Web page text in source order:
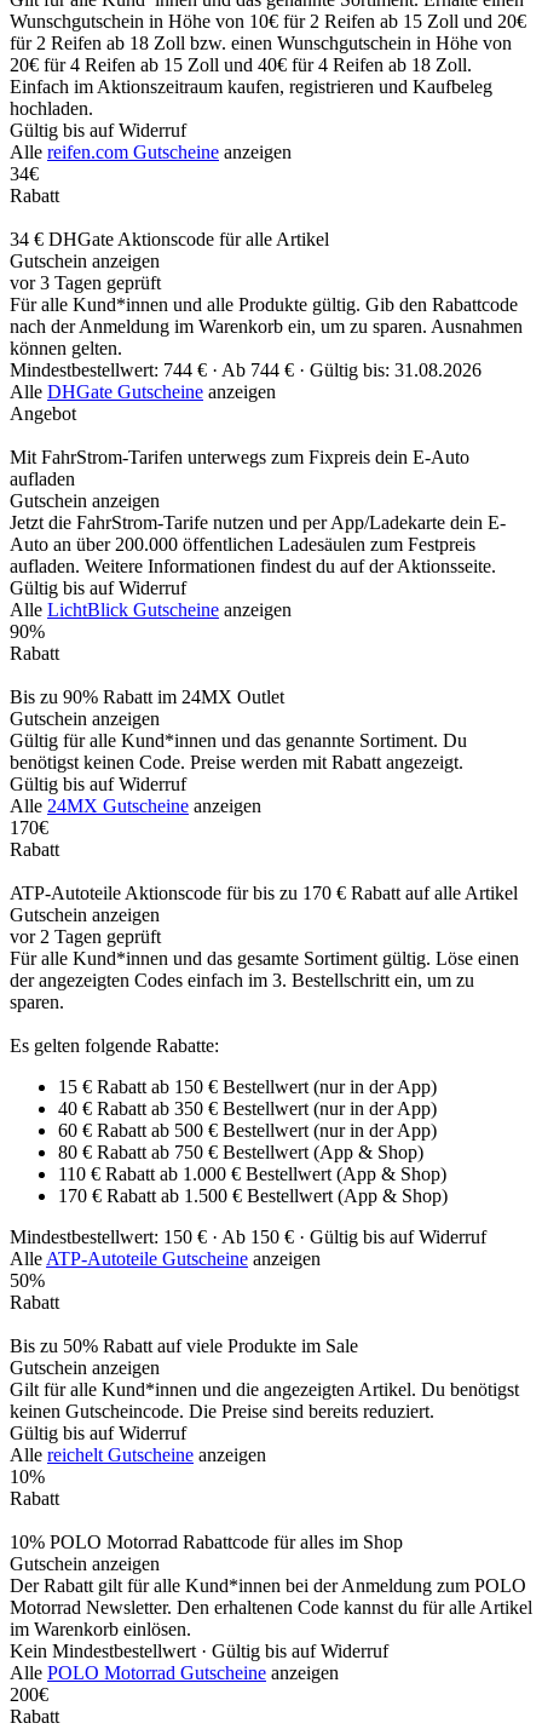
Wunschgutschein in Höhe von 10€ für 2 Reifen ab 15 Zoll und 20€
für 2 Reifen ab 18 Zoll bzw. einen Wunschgutschein in Höhe von
20€ für 4 Reifen ab 15 Zoll und 40€ für 4 Reifen ab 18 Zoll.
Einfach im Aktionszeitraum kaufen, registrieren und Kaufbeleg
hochladen.
Gültig bis auf Widerruf
Alle reifen.com Gutscheine anzeigen
34€
Rabatt
34 € DHGate Aktionscode für alle Artikel
Gutschein anzeigen
vor 3 Tagen geprüft
Für alle Kund*innen und alle Produkte gültig. Gib den Rabattcode
nach der Anmeldung im Warenkorb ein, um zu sparen. Ausnahmen
können gelten.
Mindestbestellwert: 744 € · Ab 744 € · Gültig bis: 31.08.2026
Alle DHGate Gutscheine anzeigen
Angebot
Mit FahrStrom-Tarifen unterwegs zum Fixpreis dein E-Auto
aufladen
Gutschein anzeigen
Jetzt die FahrStrom-Tarife nutzen und per App/Ladekarte dein E-
Auto an über 200.000 öffentlichen Ladesäulen zum Festpreis
aufladen. Weitere Informationen findest du auf der Aktionsseite.
Gültig bis auf Widerruf
Alle LichtBlick Gutscheine anzeigen
90%
Rabatt
Bis zu 90% Rabatt im 24MX Outlet
Gutschein anzeigen
Gültig für alle Kund*innen und das genannte Sortiment. Du
benötigst keinen Code. Preise werden mit Rabatt angezeigt.
Gültig bis auf Widerruf
Alle 24MX Gutscheine anzeigen
170€
Rabatt
ATP-Autoteile Aktionscode für bis zu 170 € Rabatt auf alle Artikel
Gutschein anzeigen
vor 2 Tagen geprüft
Für alle Kund*innen und das gesamte Sortiment gültig. Löse einen
der angezeigten Codes einfach im 3. Bestellschritt ein, um zu
sparen.
Es gelten folgende Rabatte:
15 € Rabatt ab 150 € Bestellwert (nur in der App)
40 € Rabatt ab 350 € Bestellwert (nur in der App)
60 € Rabatt ab 500 € Bestellwert (nur in der App)
80 € Rabatt ab 750 € Bestellwert (App & Shop)
110 € Rabatt ab 1.000 € Bestellwert (App & Shop)
170 € Rabatt ab 1.500 € Bestellwert (App & Shop)
Mindestbestellwert: 150 € · Ab 150 € · Gültig bis auf Widerruf
AlleATP-Autoteile Gutscheine anzeigen
50%
Rabatt
Bis zu 50% Rabatt auf viele Produkte im Sale
Gutschein anzeigen
Gilt für alle Kund*innen und die angezeigten Artikel. Du benötigst
keinen Gutscheincode. Die Preise sind bereits reduziert.
Gültig bis auf Widerruf
Alle reichelt Gutscheine anzeigen
10%
Rabatt
10% POLO Motorrad Rabattcode für alles im Shop
Gutschein anzeigen
Der Rabatt gilt für alle Kund*innen bei der Anmeldung zum POLO
Motorrad Newsletter. Den erhaltenen Code kannst du für alle Artikel
im Warenkorb einlösen.
Kein Mindestbestellwert · Gültig bis auf Widerruf
Alle POLO Motorrad Gutscheine anzeigen
200€
Rabatt